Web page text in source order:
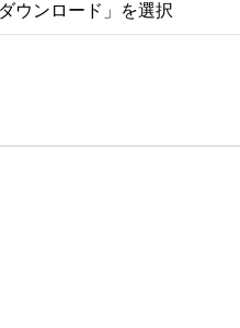
ウンロード」を選択